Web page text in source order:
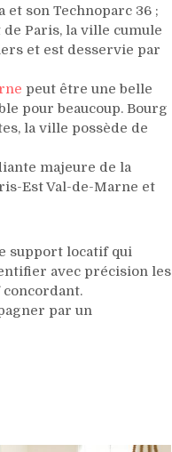
et son Technoparc 36 ;
Paris, la ville cumule
et est desservie par
peut être une belle
pour beaucoup. Bourg
la ville possède de
majeure de la
Est Val-de-Marne et
support locatif qui
avec précision les
par un